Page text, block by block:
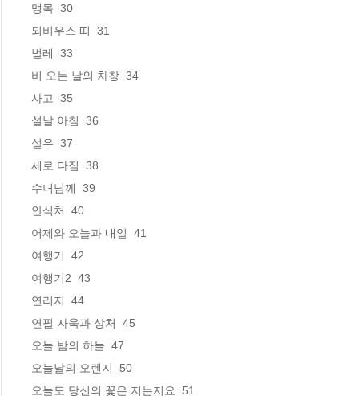
맹목  30
뫼비우스 띠  31
벌레  33
비 오는 날의 차창  34
사고  35
설날 아침  36
설유  37
세로 다짐  38
수녀님께  39
안식처  40
어제와 오늘과 내일  41
여행기  42
여행기2  43
연리지  44
연필 자욱과 상처  45
오늘 밤의 하늘  47
오늘날의 오렌지  50
오늘도 당신의 꽃은 지는지요  51